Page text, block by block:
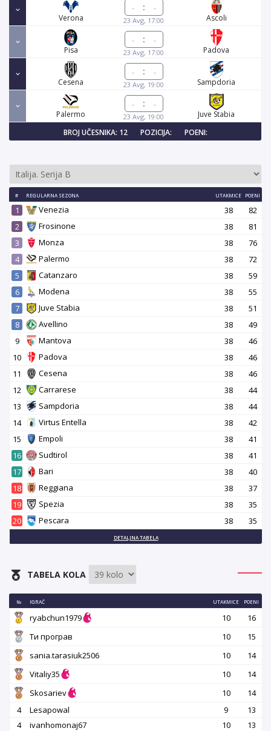
Verona
:
23 Avg, 17:00 Ascoli
Pisa
:
23 Avg, 17:00 Padova
Cesena
:
23 Avg, 19:00 Sampdoria
Palermo
:
23 Avg, 19:00
Juve Stabia
BROJ UČESNIKA: 12
POZICIJA: POENI:
# REGULARNA SEZONA UTAKMICE POENI
1 Venezia 38
82
2
Frosinone 38
81
3
Monza 38
76
4
Palermo 38
72
5
Catanzaro 38
59
6
Modena 38
55
7
Juve Stabia 38
51
8
Avellino 38
49
9
Mantova 38
46
10
Padova 38
46
11
Cesena 38
46
12
Carrarese 38
44
13
Sampdoria 38
44
14
Virtus Entella 38
42
15
Empoli 38
41
16
Sudtirol 38
41
17
Bari 38
40
18
Reggiana 38
37
19
Spezia 38
35
20
Pescara 38 35
DETALJNA TABELA
TABELA KOLA
№ IGRAČ UTAKMICE POENI
ryabchun1979 10
16
Ти програв
10
15
sania.tarasiuk2506
10
14
Vitaliy35
10
14
Skosariev
10
14
4
Lesapowal 9
13
4
ivanhomonaj67 10
13